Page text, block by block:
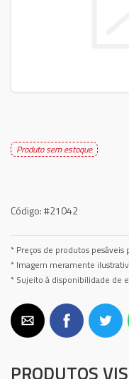
Produto sem estoque
Código:#21042
* Preços de produtos
* Imagem meramente
* Sujeito à disponibilidade de
PRODUTOS